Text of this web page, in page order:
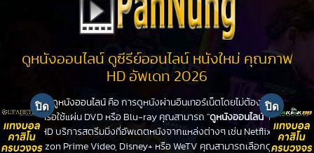
ดูหนังออนไลน์ ดูซีรีย์ออนไลน์ หนังใหม่ คุณภาพ
HD อัพเดท 2026
ดูหนังออนไลน์ คือ การดูหนังผ่านอินเทอร์เน็ตโดยไม่ต้องไปโรง
หนังหรือใช้แผ่น DVD หรือ Blu-ray คุณสามารถ "ดูหนังออนไลน์" ได้ที่
PanHD บริการสตรีมมิ่งที่อัพเดตหนังจากแหล่งต่างๆ เช่น Netflix,
Amazon Prime Video, Disney+ หรือ WeTV คุณสามารถเลือกดูหนัง